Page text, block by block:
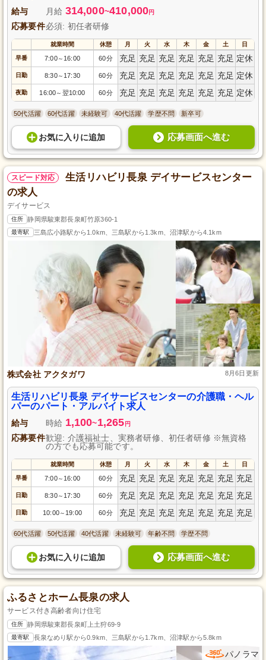
給与 月給 314,000~410,000円
応募要件必須: 初任者研修
就業時間 休憩 月 火 水 木 金 土 日
早番 7:00～ 16:00 60分 充足 充足 充足 充足 充足 充足 定休
日勤 8:30～ 17:30 60分 充足 充足 充足 充足 充足 充足 定休
夜勤 16:00～ 翌10:00 60分 充足 充足 充足 充足 充足 充足 定休
50代活躍 60代活躍 未経験可 40代活躍 学歴不問 新卒可
お気に入り に追加 応募画面へ進む
スピード対応
生活リハビリ長泉 デイサービスセンター
の求人
デイサービス
住所 静岡県駿東郡長泉町竹原360-1
最寄駅 三島広小路駅から1.0km、三島駅から1.3km、沼津駅から4.1km
株式会社 アクタガワ 8月6日更新
生活リハビリ長泉 デイサービスセンターの介護職・ヘル
パーのパート・アルバイト求人
給与 時給 1,100~1,265 円
応募要件歓迎: 介護福祉士、実務者研修、初任者研修 ※無資格
の方でも応募可能です。
就業時間 休憩 月 火 水 木 金 土 日
早番 7:00～ 16:00 60分 充足 充足 充足 充足 充足 充足 充足
日勤 8:30～ 17:30 60分 充足 充足 充足 充足 充足 充足 充足
日勤 10:00～ 19:00 60分 充足 充足 充足 充足 充足 充足 充足
60代活躍 50代活躍 40代活躍 未経験可 年齢不問 学歴不問
お気に入り に追加 応募画面へ進む
ふるさとホーム長泉の求人
サービス付き高齢者向け住宅
住所 静岡県駿東郡長泉町上土狩69-9
最寄駅 長泉なめり駅から0.9km、三島駅から1.7km、沼津駅から5.8km
パノラマ